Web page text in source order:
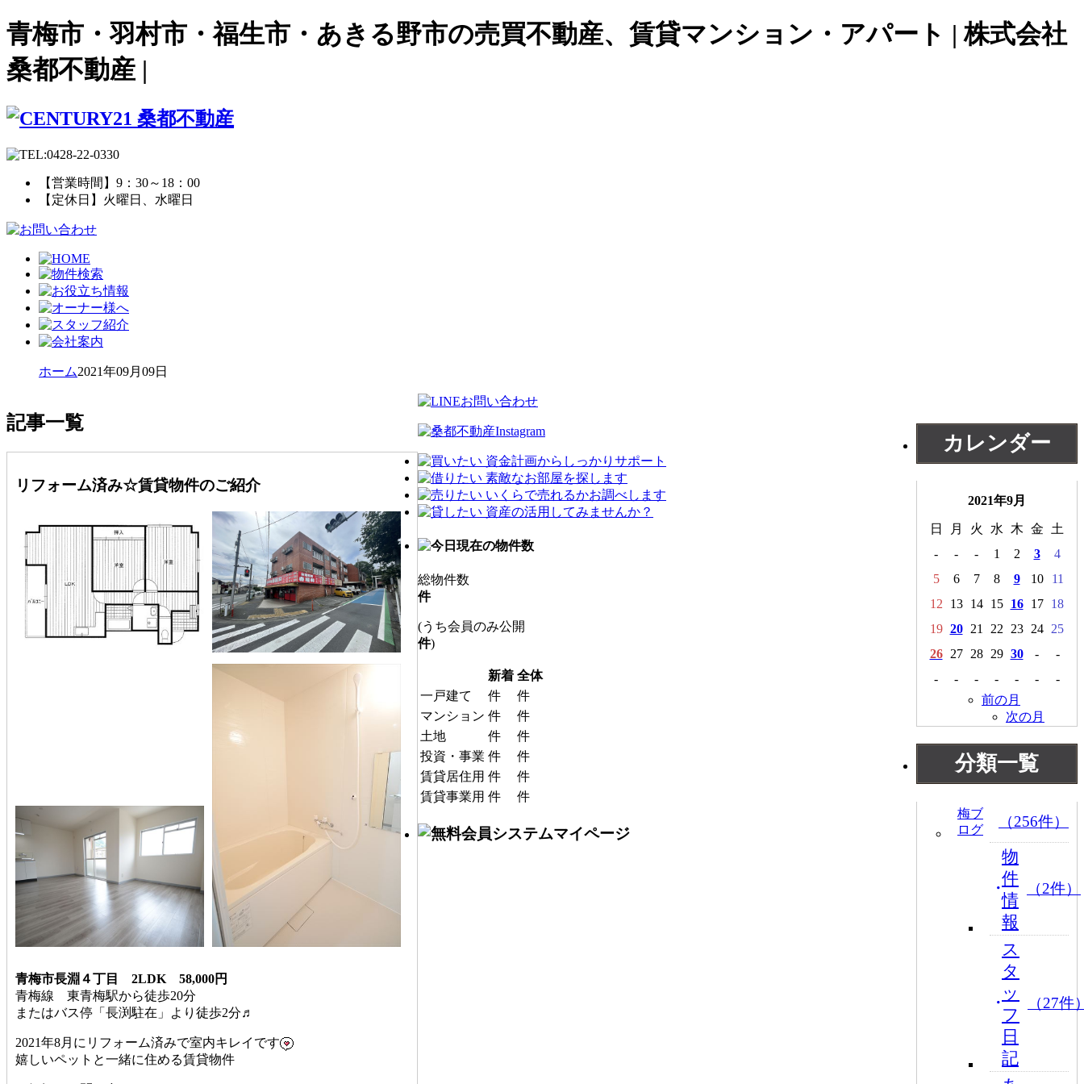
青梅市・羽村市・福生市・あきる野市の売買不動産、賃貸マンション・アパート | 株式会社
桑都不動産 |
【営業時間】9：30～18：00
【定休日】火曜日、水曜日
ホーム2021年09月09日
記事一覧
リフォーム済み☆賃貸物件のご紹介
青梅市長淵４丁目 2LDK 58,000円
青梅線 東青梅駅から徒歩20分
またはバス停「長渕駐在」より徒歩2分♬
2021年8月にリフォーム済みで室内キレイです
嬉しいペットと一緒に住める賃貸物件
カレンダー
2021年9月
日 月 火 水 木 金
土
-
- - 1 2 3
4
5
6 7 8 9 10
11
12
13 14 15 16 17
18
19 20 21 22 23 24
25
26
27 28 29 30 -
-
-
- - - - -
-
前の月
次の月
分類一覧
梅ブ
ログ
（256件）
物
件
情
報
（2件）
ス
タ
ッ
フ
日
記
（27件
総物件数
件
(うち会員のみ公開
件)
新着 全体
一戸建て
件
件
マンション 件
件
土地
件
件
投資・事業 件
件
賃貸居住用 件
件
賃貸事業用 件 件